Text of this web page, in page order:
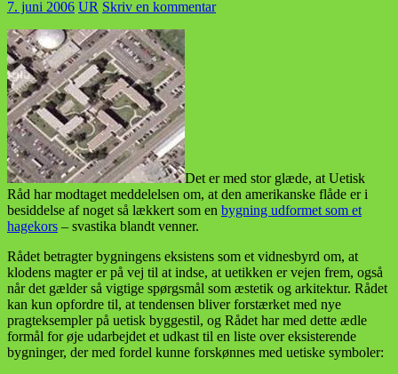
7. juni 2006 UR Skriv en kommentar
Det er med stor glæde, at Uetisk
Råd har modtaget meddelelsen om, at den amerikanske flåde er i
besiddelse af noget så lækkert som en bygning udformet som et
hagekors – svastika blandt venner.
Rådet betragter bygningens eksistens som et vidnesbyrd om, at
klodens magter er på vej til at indse, at uetikken er vejen frem, også
når det gælder så vigtige spørgsmål som æstetik og arkitektur. Rådet
kan kun opfordre til, at tendensen bliver forstærket med nye
pragteksempler på uetisk byggestil, og Rådet har med dette ædle
formål for øje udarbejdet et udkast til en liste over eksisterende
bygninger, der med fordel kunne forskønnes med uetiske symboler: